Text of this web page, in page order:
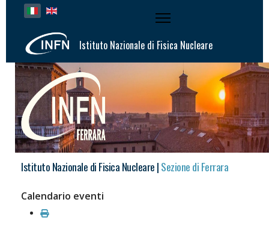
Seleziona la tua lingua
Istituto Nazionale di Fisica Nucleare
Istituto Nazionale di Fisica Nucleare |Sezione di Ferrara
Calendario eventi